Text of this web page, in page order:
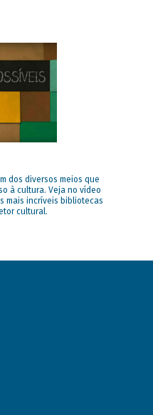
dos diversos meios que
à cultura. Veja no vídeo
mais incríveis bibliotecas
cultural.